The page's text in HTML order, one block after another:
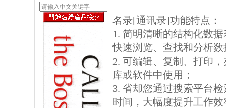
名录[通讯录]功能特点：
1. 简明清晰的结构化数
快速浏览、查找和分析数
2. 可编辑、复制、打印
库或软件中使用；
3. 省却您通过搜索平台
时间，大幅度提升工作效